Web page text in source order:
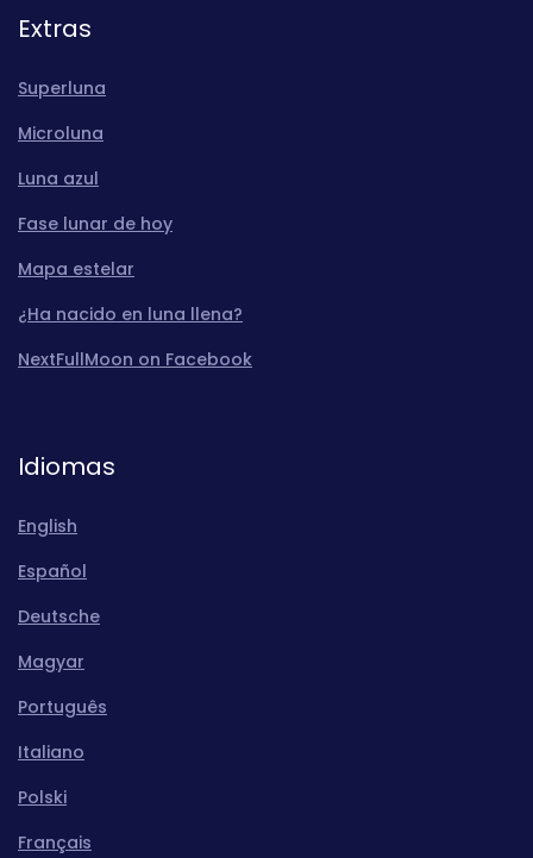
Extras
Superluna
Microluna
Luna azul
Fase lunar de hoy
Mapa estelar
¿Ha nacido en luna llena?
NextFullMoon on Facebook
Idiomas
English
Español
Deutsche
Magyar
Português
Italiano
Polski
Français